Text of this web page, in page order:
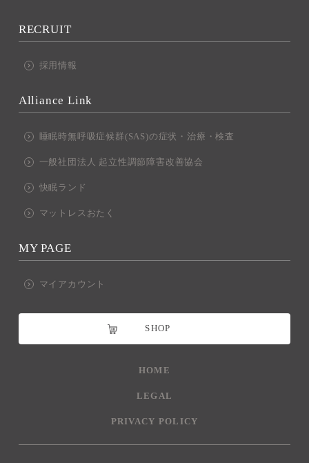
RECRUIT
採用情報
Alliance Link
睡眠時無呼吸症候群(SAS)の症状・治療・検査
一般社団法人 起立性調節障害改善協会
快眠ランド
マットレスおたく
MY PAGE
マイアカウント
SHOP
HOME
LEGAL
PRIVACY POLICY